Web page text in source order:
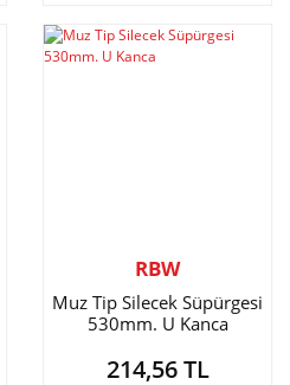
RBW
Muz Tip Silecek Süpürgesi
530mm. U Kanca
214,56 TL